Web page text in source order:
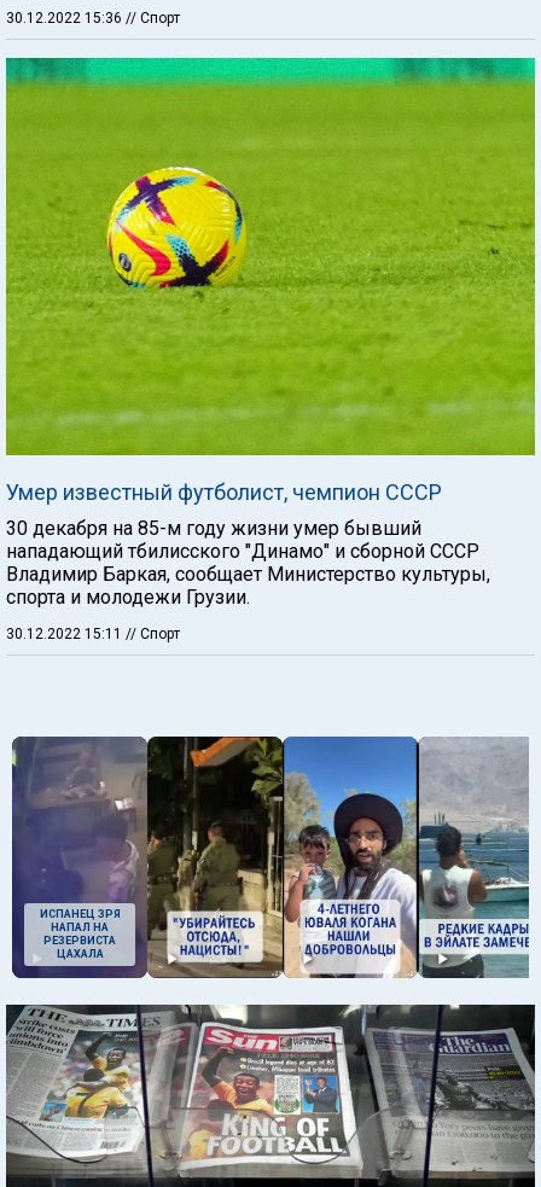
30.12.2022 15:36 // Спорт
Умер известный футболист, чемпион СССР
30 декабря на 85-м году жизни умер бывший
нападающий тбилисского "Динамо" и сборной СССР
Владимир Баркая, сообщает Министерство культуры,
спорта и молодежи Грузии.
30.12.2022 15:11 // Спорт
ИСПАНЕЦ ЗРЯ
НАПАЛ НА
РЕЗЕРВИСТА
ЦАХАЛА